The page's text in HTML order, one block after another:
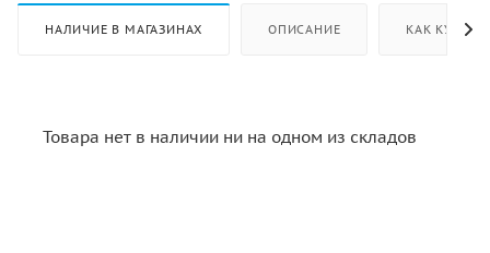
НАЛИЧИЕ В МАГАЗИНАХ ОПИСАНИЕ КАК КУПИТЬ
Товара нет в наличии ни на одном из складов